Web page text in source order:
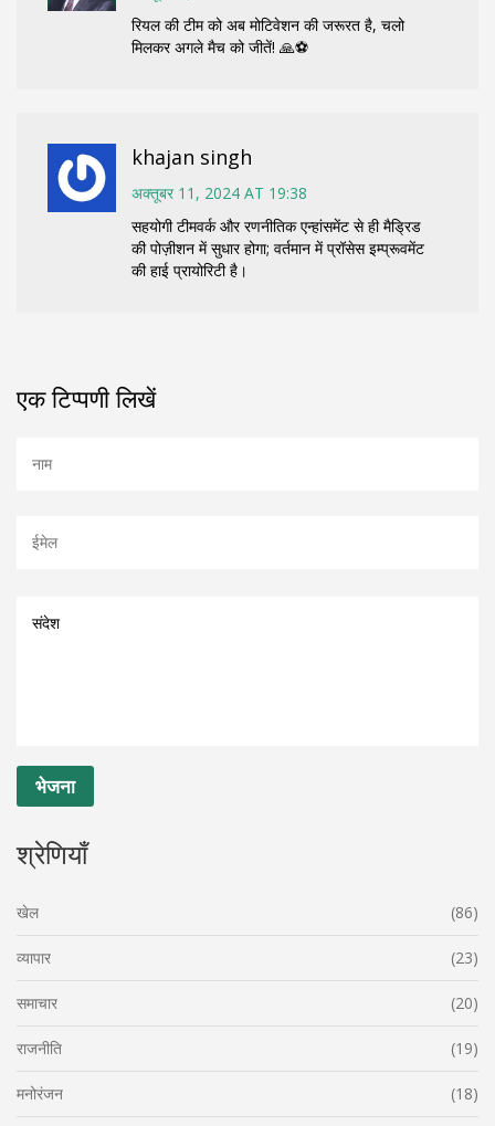
रियल की टीम को अब मोटिवेशन की जरूरत है, चलो
मिलकर अगले मैच को जीतें! 🙏⚽️
khajan singh
अक्तूबर 11, 2024 AT 19:38
सहयोगी टीमवर्क और रणनीतिक एन्हांसमेंट से ही मैड्रिड
की पोज़ीशन में सुधार होगा; वर्तमान में प्रॉसेस इम्प्रूवमेंट
की हाई प्रायोरिटी है।
एक टिप्पणी लिखें
श्रेणियाँ
खेल (86)
व्यापार (23)
समाचार (20)
राजनीति (19)
मनोरंजन (18)